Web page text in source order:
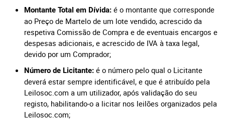
Montante Total em Dívida: é o montante que corresponde
ao Preço de Martelo de um lote vendido, acrescido da
respetiva Comissão de Compra e de eventuais encargos e
despesas adicionais, e acrescido de IVA à taxa legal,
devido por um Comprador;
Número de Licitante: é o número pelo qual o Licitante
deverá estar sempre identificável, e que é atribuído pela
Leilosoc.com a um utilizador, após validação do seu
registo, habilitando-o a licitar nos leilões organizados pela
Leilosoc.com;